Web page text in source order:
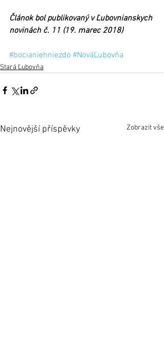
Článok bol publikovaný v Ľubovnianskych
novinách č. 11 (19. marec 2018)
#bocianiehniezdo #NováĽubovňa
Stará Ľubovňa
Nejnovější příspěvky Zobrazit vše